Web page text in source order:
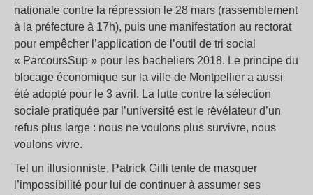
nationale contre la répression le 28 mars (rassemblement
à la préfecture à 17h), puis une manifestation au rectorat
pour empêcher l’application de l’outil de tri social
« ParcoursSup » pour les bacheliers 2018. Le principe du
blocage économique sur la ville de Montpellier a aussi
été adopté pour le 3 avril. La lutte contre la sélection
sociale pratiquée par l’université est le révélateur d’un
refus plus large : nous ne voulons plus survivre, nous
voulons vivre.
Tel un illusionniste, Patrick Gilli tente de masquer
l’impossibilité pour lui de continuer à assumer ses